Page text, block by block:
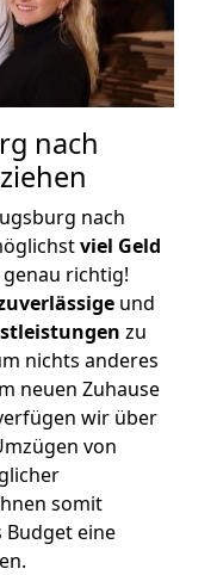
nach
nach
viel Geld
genau richtig!
und
zu
nichts anderes
neuen Zuhause
wir über
von
somit
eine